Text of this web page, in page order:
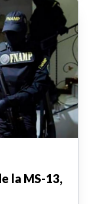
la MS-13,